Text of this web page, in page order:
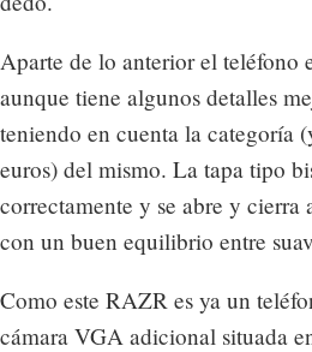
Aparte de lo anterior el teléfono
aunque tiene algunos detalles
teniendo en cuenta la categoría
euros) del mismo. La tapa tipo
correctamente y se abre y cierra
con un buen equilibrio entre
Como este RAZR es ya un
cámara VGA adicional situada